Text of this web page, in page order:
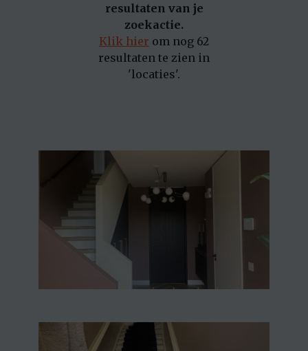
resultaten van je
zoekactie.
Klik hier om nog 62
resultaten te zien in
'locaties'.